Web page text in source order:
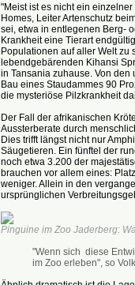
"Meist ist es nicht ein
Homes, Leiter Artenschutz
sei, etwa in entlegenen Berg-
Krankheit eine Tierart
Populationen auf aller Welt zu
lebendgebärenden Kihansi
in Tansania zuhause. Von
Bau eines Staudammes 90
die mysteriöse Pilzkrankheit
Der Fall der afrikanischen
Aussterberate durch
Dies trifft längst nicht nur
Säugetieren. Ein fünftel der
noch etwa 3.200 der
brauchen vor allem eines:
weniger. Allein in den
ursprünglichen
Pinguine im Zoo Jaderberg:
"Wenn sich diese
im Zoo erleben", so